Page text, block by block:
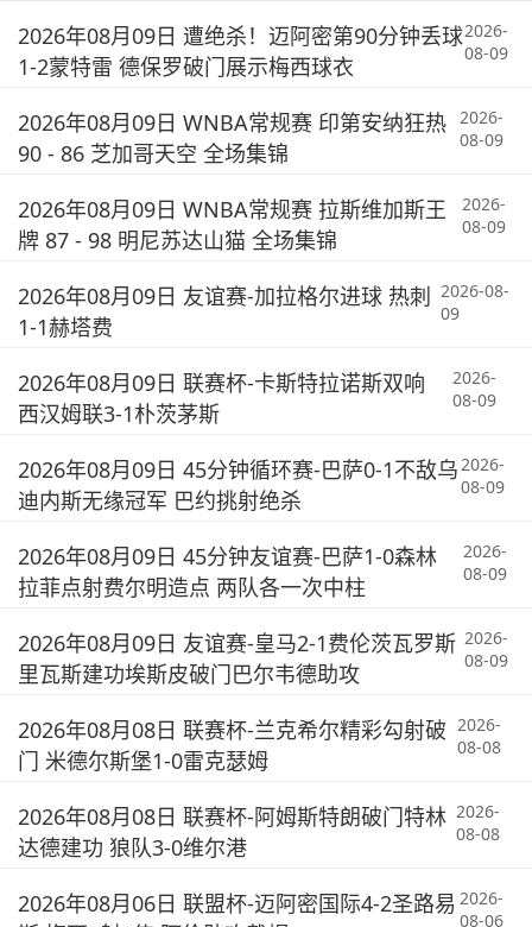
2026年08月09日 遭绝杀！迈阿密第90分钟丢球
1-2蒙特雷 德保罗破门展示梅西球衣
2026-
08-09
2026年08月09日 WNBA常规赛 印第安纳狂热
90 - 86 芝加哥天空 全场集锦
2026-
08-09
2026年08月09日 WNBA常规赛 拉斯维加斯王
牌 87 - 98 明尼苏达山猫 全场集锦
2026-
08-09
2026年08月09日 友谊赛-加拉格尔进球 热刺
1-1赫塔费
2026-08-
09
2026年08月09日 联赛杯-卡斯特拉诺斯双响
西汉姆联3-1朴茨茅斯
2026-
08-09
2026年08月09日 45分钟循环赛-巴萨0-1不敌乌
迪内斯无缘冠军 巴约挑射绝杀
2026-
08-09
2026年08月09日 45分钟友谊赛-巴萨1-0森林
拉菲点射费尔明造点 两队各一次中柱
2026-
08-09
2026年08月09日 友谊赛-皇马2-1费伦茨瓦罗斯
里瓦斯建功埃斯皮破门巴尔韦德助攻
2026-
08-09
2026年08月08日 联赛杯-兰克希尔精彩勾射破
门 米德尔斯堡1-0雷克瑟姆
2026-
08-08
2026年08月08日 联赛杯-阿姆斯特朗破门特林
达德建功 狼队3-0维尔港
2026-
08-08
2026年08月06日 联盟杯-迈阿密国际4-2圣路易 2026-
08-06